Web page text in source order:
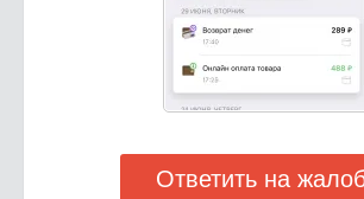
Ответить на